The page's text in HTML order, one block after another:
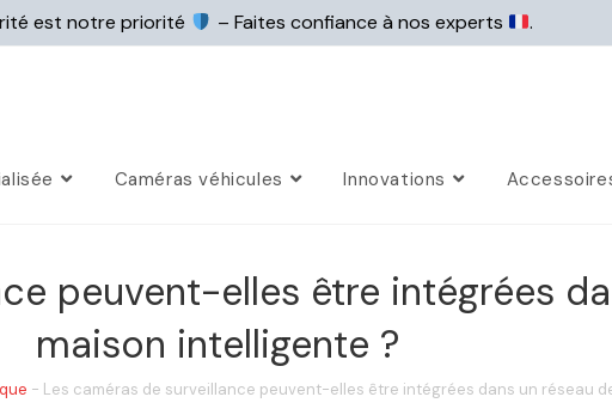
est notre priorité – Faites confiance à nos experts .
Caméras véhicules Innovations
peuvent-elles être intégrées
maison intelligente ?
- Les caméras de surveillance peuvent-elles être intégrées dans un réseau